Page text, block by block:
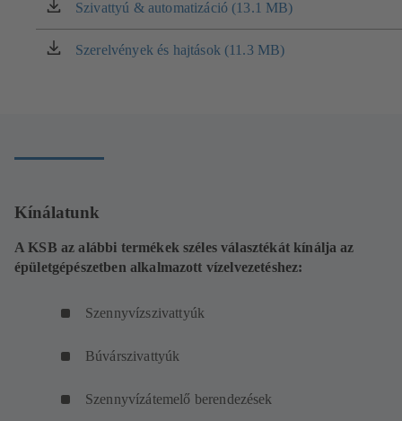
Szivattyú & automatizáció (13.1 MB)
(új
lapon
nyílik
Szerelvények és hajtások (11.3 MB)
(új
Kínálatunk
A KSB az alábbi termékek széles választékát kínálja az
épületgépészetben alkalmazott vízelvezetéshez:
Szennyvízszivattyúk
Búvárszivattyúk
Szennyvízátemelő berendezések